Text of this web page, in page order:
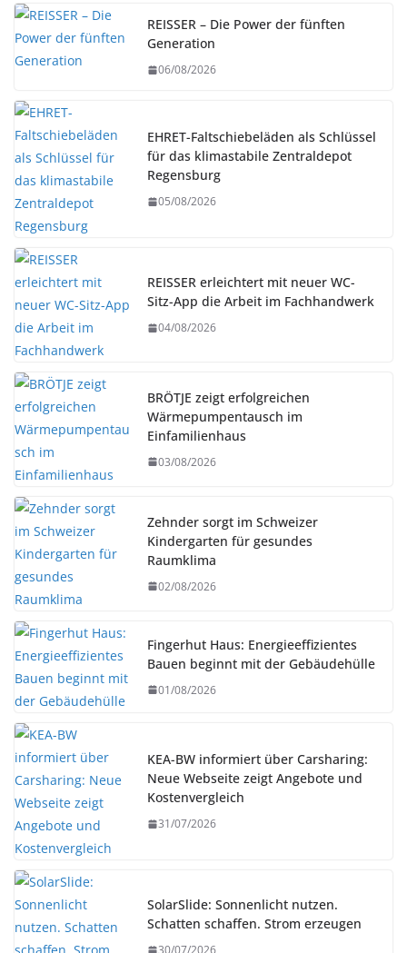
REISSER – Die Power der fünften
Generation
06/08/2026
EHRET-Faltschiebeläden als Schlüssel
für das klimastabile Zentraldepot
Regensburg
05/08/2026
REISSER erleichtert mit neuer WC-
Sitz-App die Arbeit im Fachhandwerk
04/08/2026
BRÖTJE zeigt erfolgreichen
Wärmepumpentausch im
Einfamilienhaus
03/08/2026
Zehnder sorgt im Schweizer
Kindergarten für gesundes
Raumklima
02/08/2026
Fingerhut Haus: Energieeffizientes
Bauen beginnt mit der Gebäudehülle
01/08/2026
KEA-BW informiert über Carsharing:
Neue Webseite zeigt Angebote und
Kostenvergleich
31/07/2026
SolarSlide: Sonnenlicht nutzen.
Schatten schaffen. Strom erzeugen